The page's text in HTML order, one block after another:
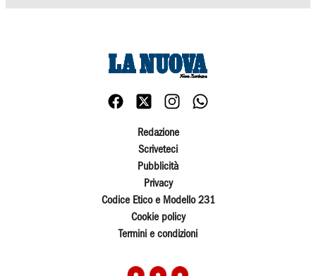
Redazione
Scriveteci
Pubblicità
Privacy
Codice Etico e Modello 231
Cookie policy
Termini e condizioni